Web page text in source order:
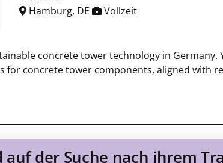
Hamburg, DE Vollzeit
concrete tower technology in Germany.
for concrete tower components, aligned with
auf der Suche nach ihrem